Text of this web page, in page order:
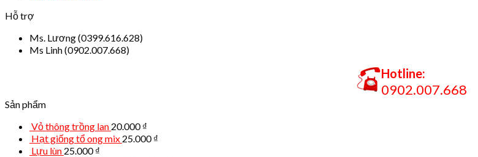
Hỗ trợ
Ms. Lương (0399.616.628)
Ms Linh (0902.007.668)
Hotline:
0902.007.668
Sản phẩm
Vỏ thông trồng lan 20.000₫
Hạt giống tổ ong mix 25.000₫
Lựu lùn 25.000₫